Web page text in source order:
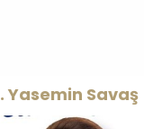
Yasemin Savaş